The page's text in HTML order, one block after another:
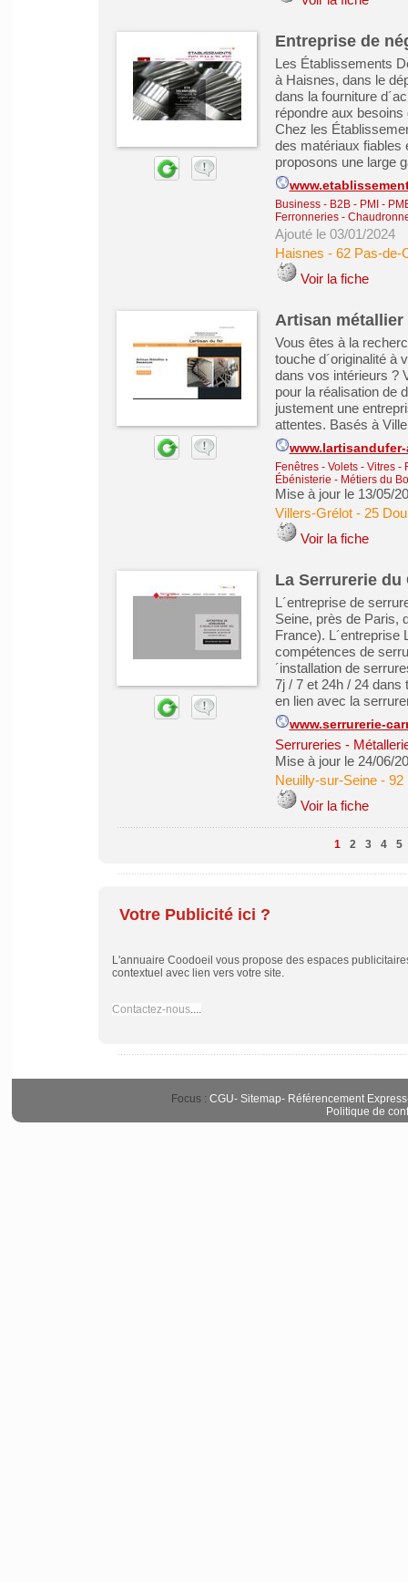
Entreprise de
Les Établissements
à Haisnes, dans le
dans la fourniture
répondre aux
Chez les
des matériaux fiables
proposons une large
Business - B2B - PMI -
Ferronneries -
Ajouté le 03/01/2024
Haisnes - 62 Pas-de-
Voir la fiche
Artisan métallier
Vous êtes à la
touche d´originalité à
dans vos intérieurs ?
pour la réalisation de
justement une
attentes. Basés à
Fenêtres - Volets - Vitres -
Ébénisterie - Métiers du
Mise à jour le 13/05/
Villers-Grélot- 25
Voir la fiche
La Serrurerie du
L´entreprise de
Seine, près de Paris,
France). L´entreprise
compétences de
´installation de
7j / 7 et 24h / 24 dans
en lien avec la
www.serrurerie-
Serrureries -
Mise à jour le 24/06/
Neuilly-sur-Seine- 92
Voir la fiche
1 2 3 4 5
Votre Publicité ici ?
L'annuaire Coodoeil vous propose des espaces
contextuel avec lien vers votre site.
Contactez-nous....
Focus : CGU- Sitemap- Référencement Express
Politique de